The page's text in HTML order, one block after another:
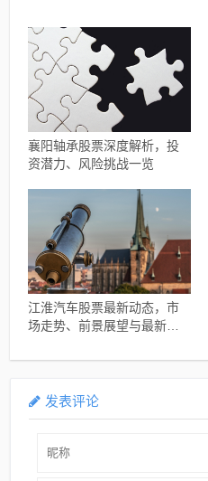
襄阳轴承股票深度解析，投
资潜力、风险挑战一览
江淮汽车股票最新动态，市
场走势、前景展望与最新消
发表评论